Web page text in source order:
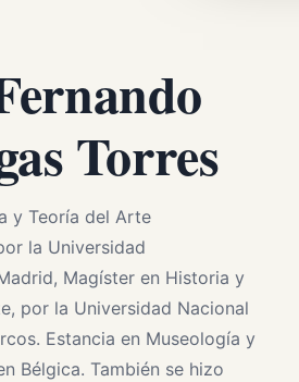
Torres
y Teoría del Arte
la Universidad
Magíster en Historia y
por la Universidad Nacional
Estancia en Museología y
Bélgica. También se hizo